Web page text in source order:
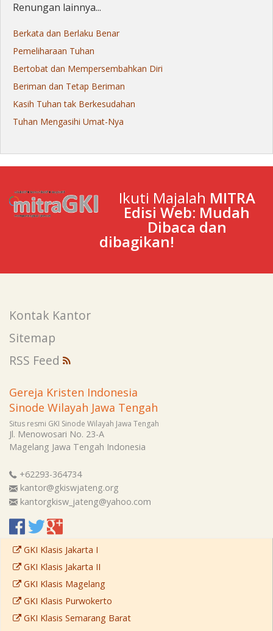
Renungan lainnya...
Berkata dan Berlaku Benar
Pemeliharaan Tuhan
Bertobat dan Mempersembahkan Diri
Beriman dan Tetap Beriman
Kasih Tuhan tak Berkesudahan
Tuhan Mengasihi Umat-Nya
Ikuti Majalah MITRA
Edisi Web: Mudah
Dibaca dan
dibagikan!
Kontak Kantor
Sitemap
RSS Feed
Gereja Kristen Indonesia
Sinode Wilayah Jawa Tengah
Situs resmi GKI Sinode Wilayah Jawa Tengah
Jl. Menowosari No. 23-A
Magelang Jawa Tengah Indonesia
+62293-364734
kantor@gkiswjateng.org
kantorgkisw_jateng@yahoo.com
GKI Klasis Jakarta I
GKI Klasis Jakarta II
GKI Klasis Magelang
GKI Klasis Purwokerto
GKI Klasis Semarang Barat